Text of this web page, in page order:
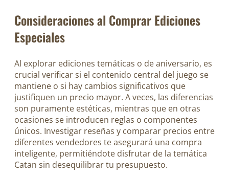
Consideraciones al Comprar Ediciones
Especiales
Al explorar ediciones temáticas o de aniversario, es
crucial verificar si el contenido central del juego se
mantiene o si hay cambios significativos que
justifiquen un precio mayor. A veces, las diferencias
son puramente estéticas, mientras que en otras
ocasiones se introducen reglas o componentes
únicos. Investigar reseñas y comparar precios entre
diferentes vendedores te asegurará una compra
inteligente, permitiéndote disfrutar de la temática
Catan sin desequilibrar tu presupuesto.